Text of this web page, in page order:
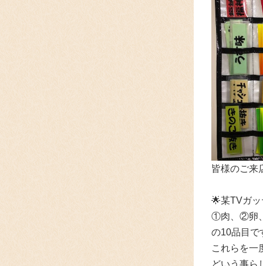
皆様のご来
🌟某TVガ
①肉、②卵
の10品目で
これらを一